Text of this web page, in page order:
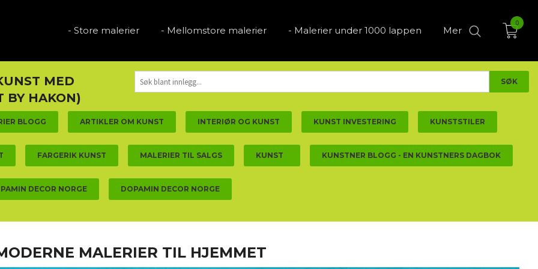
- Store malerier - Mellomstore malerier - Malerier under 1000 lappen Mer
0
MED
BY HAKON)
BLOGG ARTIKLER OM KUNST INTERIØR OG KUNST KUNST INVESTERING KUNSTSTILER
FARGERIK KUNST MALERIER TIL SALGS KUNST KUNSTNER BLOGG - EN KUNSTNERS DAGBOK
DECOR NORGE DOPAMIN DECOR NORGE
MALERIER TIL HJEMMET